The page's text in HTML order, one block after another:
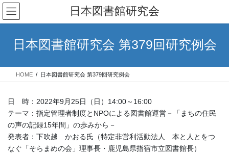
コ
ン
テ
ス
ナ
ビ
ゲ
ン
日本図書館研究会
日本図書館研究会 第379回研究例会
HOME 日本図書館研究会 第379回研究例会
日 時：2022年9月25日（日）14:00～16:00
テーマ：指定管理者制度とNPOによる図書館運営－「まちの住民
の声の記録15年間」の歩みから－
発表者：下吹越 かおる氏（特定非営利活動法人 本と人とをつ
なぐ「そらまめの会」理事長・鹿児島県指宿市立図書館長）